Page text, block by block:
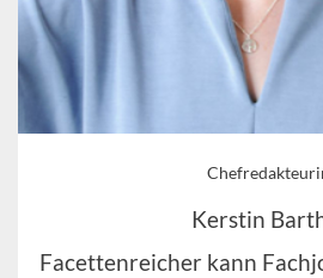
Kerstin
Facettenreicher kann